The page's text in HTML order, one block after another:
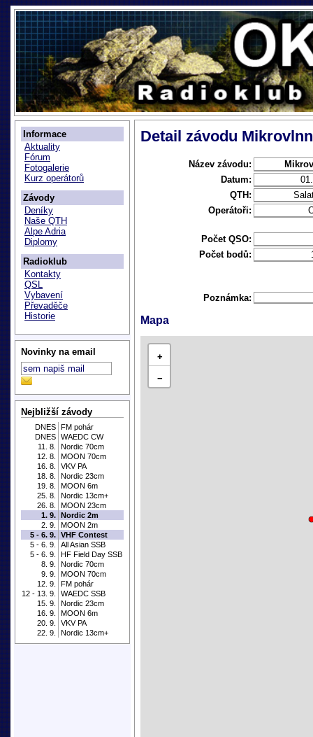
Informace
Aktuality
Fórum
Fotogalerie
Kurz operátorů
Závody
Deníky
Naše QTH
Alpe Adria
Diplomy
Radioklub
Kontakty
QSL
Vybavení
Převaděče
Historie
Novinky na email
Nejbližší závody
DNES FM pohár
DNES WAEDC CW
11. 8.
Nordic 70cm
12. 8.
MOON 70cm
16. 8.
VKV PA
18. 8.
Nordic 23cm
19. 8.
MOON 6m
25. 8.
Nordic 13cm+
26. 8.
MOON 23cm
1. 9. Nordic 2m
2. 9.
MOON 2m
5 - 6. 9. VHF Contest
5 - 6. 9.
All Asian SSB
5 - 6. 9.
HF Field Day SSB
8. 9.
Nordic 70cm
9. 9.
MOON 70cm
12. 9.
FM pohár
12 - 13. 9.
WAEDC SSB
15. 9.
Nordic 23cm
16. 9.
MOON 6m
20. 9.
VKV PA
22. 9.
Nordic 13cm+
Detail závodu
Název závodu:
Datum:
QTH:
Operátoři:
Počet QSO:
Počet bodů:
Poznámka:
Mapa
+
−